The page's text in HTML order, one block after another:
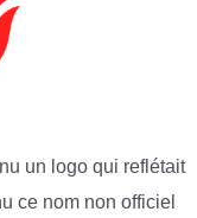
un logo qui reflétait
ce nom non officiel